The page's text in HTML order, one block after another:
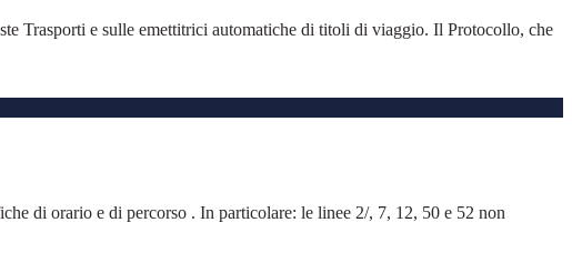
Trasporti e sulle emettitrici automatiche di titoli di viaggio. Il Protocollo, che
di orario e di percorso . In particolare: le linee 2/, 7, 12, 50 e 52 non